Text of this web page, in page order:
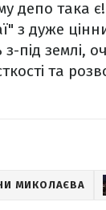
депо
з дуже
під землі,
та
МИКОЛАЄВА